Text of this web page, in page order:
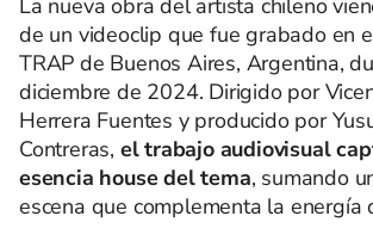
de un videoclip que fue grabado en
TRAP de Buenos Aires, Argentina,
diciembre de 2024. Dirigido por
Herrera Fuentes y producido por
Contreras, el trabajo audiovisual
esencia house del tema, sumando
escena que complementa la energía